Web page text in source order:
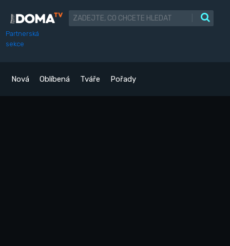
Partnerská
sekce
Nová Oblíbená Tváře Pořady